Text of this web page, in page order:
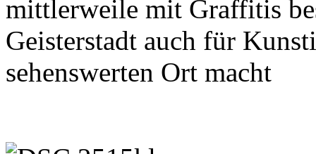
mittlerweile mit Graffitis
Geisterstadt auch für
sehenswerten Ort macht